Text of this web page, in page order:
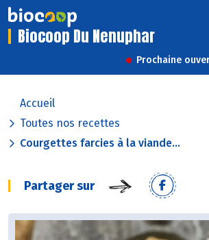
Biocoop Du Nenuphar
Prochaine
Accueil
Toutes nos recettes
Courgettes farcies à la viande...
Partager sur